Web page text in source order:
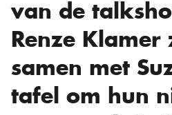
van de
Renze Klamer
samen met
tafel om hun